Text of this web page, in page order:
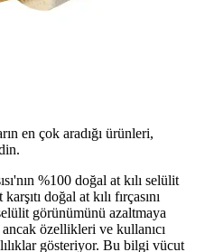
en çok aradığı ürünleri,
%100 doğal at kılı selülit
doğal at kılı fırçasını
görünümünü azaltmaya
ancak özellikleri ve kullanıcı
gösteriyor. Bu bilgi vücut